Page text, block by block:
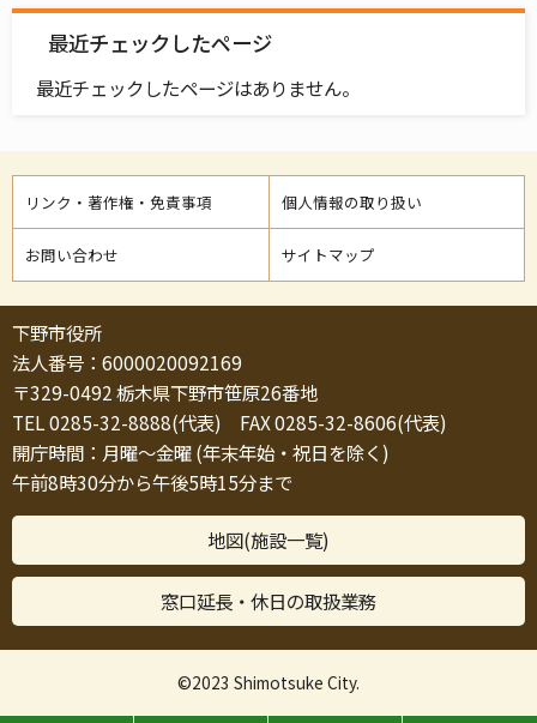
最近チェックしたページ
最近チェックしたページはありません。
リンク・著作権・免責事項 個人情報の取り扱い
お問い合わせ サイトマップ
下野市役所
法人番号：6000020092169
〒329-0492 栃木県下野市笹原26番地
TEL 0285-32-8888(代表) FAX 0285-32-8606(代表)
開庁時間：月曜～金曜 (年末年始・祝日を除く)
午前8時30分から午後5時15分まで
地図(施設一覧)
窓口延長・休日の取扱業務
©2023 Shimotsuke City.